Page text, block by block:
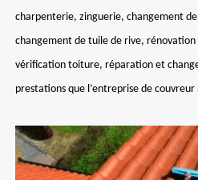
charpenterie, zinguerie, changement
changement de tuile de rive,
vérification toiture, réparation et
prestations que l’entreprise de